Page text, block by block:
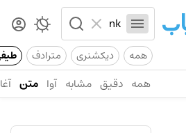
همه دیکشنری مترادف
همه دقیق مشابه آوا متن